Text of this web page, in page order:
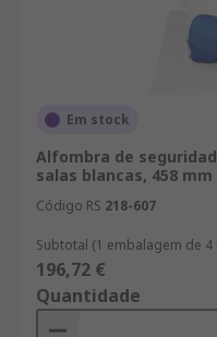
Em stock
Alfombra de seguridad
salas blancas, 458
Código RS 218-607
Subtotal (1 embalagem de
196,72 €
Quantidade